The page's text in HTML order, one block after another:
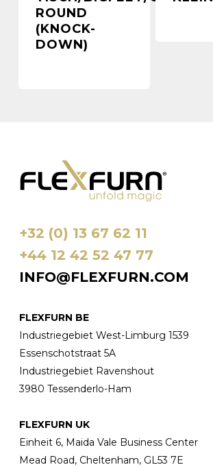
ROUND
(KNOCK-
DOWN)
+32 (0) 13 67 62 11
+44 12 42 52 47 77
INFO@FLEXFURN.COM
FLEXFURN BE
Industriegebiet West-Limburg 1539
Essenschotstraat 5A
Industriegebiet Ravenshout
3980 Tessenderlo-Ham
FLEXFURN UK
Einheit 6, Maida Vale Business Center
Mead Road, Cheltenham, GL53 7E